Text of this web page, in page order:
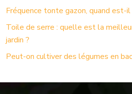
Fréquence tonte gazon, quand est-
Toile de serre : quelle est la
jardin ?
Peut-on cultiver des légumes en